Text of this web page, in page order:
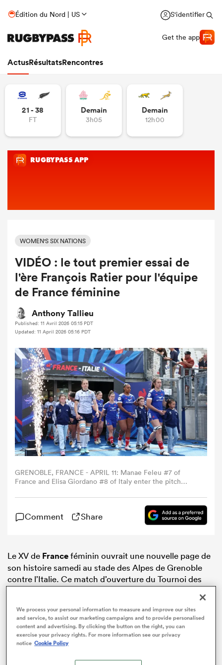
Édition du Nord | US S'identifier
Get the app
ActusRésultatsRencontres
21 - 38
FT
Demain
3h05
Demain
12h00
WOMEN'S SIX NATIONS
VIDÉO : le tout premier essai de
l'ère François Ratier pour l'équipe
de France féminine
Anthony Tallieu
Published: 11 Avril 2026 05:15 PDT
Updated: 11 April 2026 05:16 PDT
GRENOBLE, FRANCE - APRIL 11: Manae Feleu #7 of
France and Elisa Giordano #8 of Italy enter the pitch
between France and Italy at Stade des Alpes on April 11,
2026 in Grenoble, France. (Photo by Catherine
Steenkeste/Federugby via Getty Images)
Comment Share
Le XV de Franceféminin ouvrait une nouvelle page de
son histoire samedi au stade des Alpes de Grenoble
contre l’Italie. Ce match d’ouverture du Tournoi des
Bleues.
We process your personal information to measure and improve our sites
and service, to assist our marketing campaigns and to provide personalised
content and advertising. By clicking the button on the right, you can
exercise your privacy rights. For more information see our privacy
notice Cookie Policy